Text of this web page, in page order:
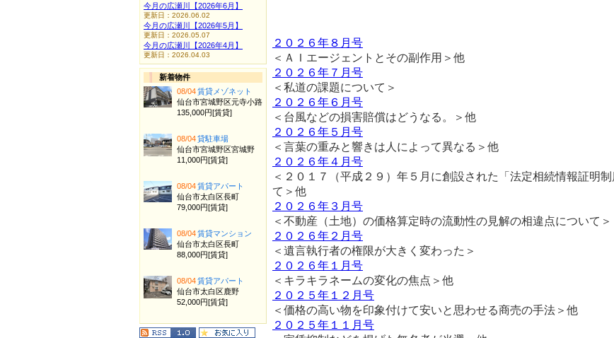
２０２６年８月号
＜ＡＩエージェントとその副作用＞他
２０２６年７月号
＜私道の課題について＞
２０２６年６月号
＜台風などの損害賠償はどうなる。＞他
２０２６年５月号
＜言葉の重みと響きは人によって異なる＞他
２０２６年４月号
＜２０１７（平成２９）年５月に創設された「法定相続情報証明
て＞他
２０２６年３月号
＜不動産（土地）の価格算定時の流動性の見解の相違点について＞
２０２６年２月号
＜遺言執行者の権限が大きく変わった＞
２０２６年１月号
＜キラキラネームの変化の焦点＞他
２０２５年１２月号
＜価格の高い物を印象付けて安いと思わせる商売の手法＞他
２０２５年１１月号
今月の広瀬川【2026年6月】
更新日：2026.06.02
今月の広瀬川【2026年5月】
更新日：2026.05.07
今月の広瀬川【2026年4月】
更新日：2026.04.03
新着物件
08/04賃貸メゾネット
仙台市宮城野区元寺小路
135,000円[賃貸]
08/04貸駐車場
仙台市宮城野区宮城野
11,000円[賃貸]
08/04賃貸アパート
仙台市太白区長町
79,000円[賃貸]
08/04賃貸マンション
仙台市太白区長町
88,000円[賃貸]
08/04賃貸アパート
仙台市太白区鹿野
52,000円[賃貸]